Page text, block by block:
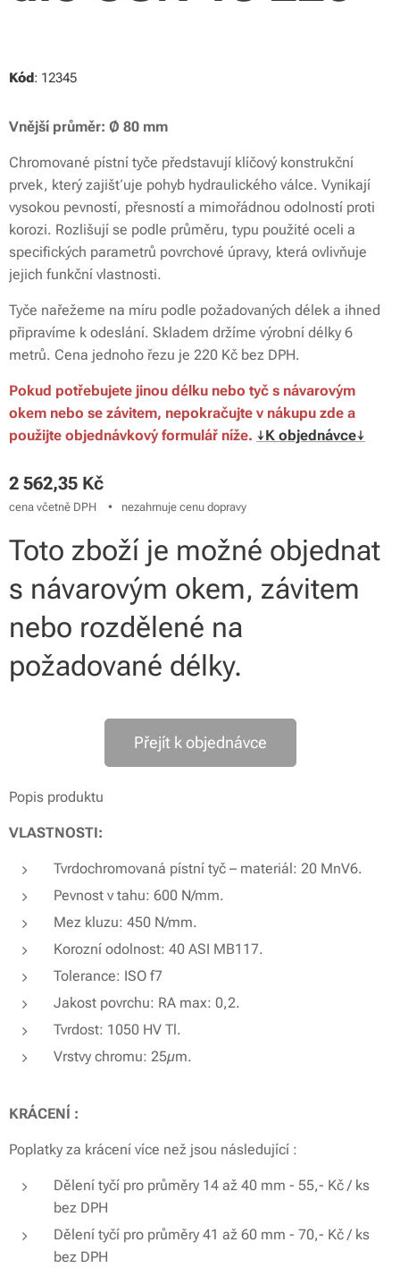
Kód: 12345
Vnější průměr: Ø 80 mm
Chromované pístní tyče představují klíčový konstrukční
prvek, který zajišťuje pohyb hydraulického válce. Vynikají
vysokou pevností, přesností a mimořádnou odolností proti
korozi. Rozlišují se podle průměru, typu použité oceli a
specifických parametrů povrchové úpravy, která ovlivňuje
jejich funkční vlastnosti.
Tyče nařežeme na míru podle požadovaných délek a ihned
připravíme k odeslání. Skladem držíme výrobní délky 6
metrů. Cena jednoho řezu je 220 Kč bez DPH.
Pokud potřebujete jinou délku nebo tyč s návarovým
okem nebo se závitem, nepokračujte v nákupu zde a
použijte objednávkový formulář níže. ↓K objednávce↓
2 562,35 Kč
cena včetně DPH nezahrnuje cenu dopravy
Toto zboží je možné objednat
s návarovým okem, závitem
nebo rozdělené na
požadované délky.
Přejít k objednávce
Popis produktu
VLASTNOSTI:
Tvrdochromovaná pístní tyč – materiál: 20 MnV6.
Pevnost v tahu: 600 N/mm.
Mez kluzu: 450 N/mm.
Korozní odolnost: 40 ASI MB117.
Tolerance: ISO f7
Jakost povrchu: RA max: 0,2.
Tvrdost: 1050 HV Tl.
Vrstvy chromu: 25µm.
KRÁCENÍ :
Poplatky za krácení více než jsou následující :
Dělení tyčí pro průměry 14 až 40 mm - 55,- Kč / ks
bez DPH
Dělení tyčí pro průměry 41 až 60 mm - 70,- Kč / ks
bez DPH